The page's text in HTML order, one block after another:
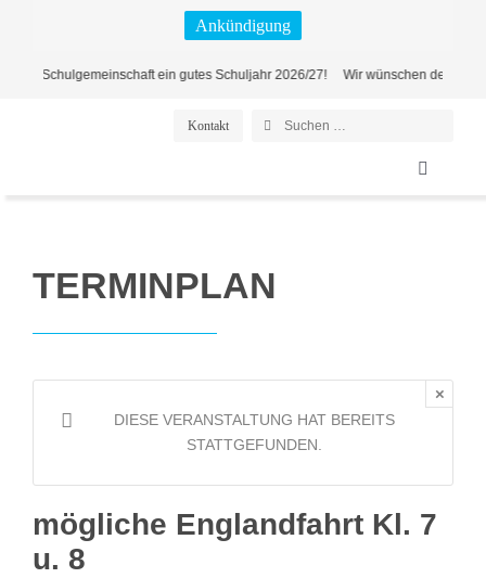
Ankündigung
ein gutes Schuljahr 2026/27! Wir wünschen der
Kontakt
Suche
Toggle
Angebot
Klassen
TERMINPLAN
DIESE VERANSTALTUNG HAT BEREITS
STATTGEFUNDEN.
×
mögliche Englandfahrt Kl. 7
u. 8